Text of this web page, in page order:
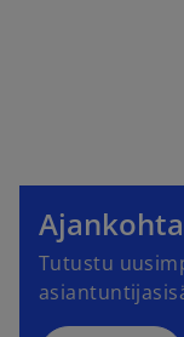
Tutustu